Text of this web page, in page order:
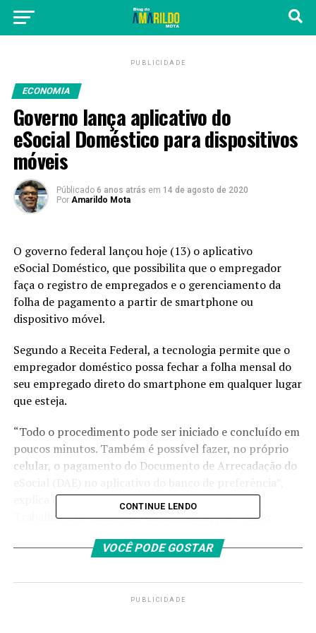
PUBLICIDADE
ECONOMIA
Governo lança aplicativo do
eSocial Doméstico para dispositivos
móveis
Públicado 6 anos atrás em 14 de agosto de 2020
Por Amarildo Mota
O governo federal lançou hoje (13) o aplicativo
eSocial Doméstico, que possibilita que o empregador
faça o registro de empregados e o gerenciamento da
folha de pagamento a partir de smartphone ou
dispositivo móvel.
Segundo a Receita Federal, a tecnologia permite que o
empregador doméstico possa fechar a folha mensal do
seu empregado direto do smartphone em qualquer lugar
que esteja.
“Todo o procedimento pode ser iniciado e concluído em
poucos minutos. Também é possível fazer, no próprio
celular, o pagamento do Documento de Arrecadação do
explica o coordenador-geral de Governo Digital
Trabalhista do Ministério da Economia, João Paulo
2015, o eSocial tem sido aprimorado com a
implementação de novas funcionalidades. Em junho
CONTINUE LENDO
VOCÊ PODE GOSTAR
PUBLICIDADE